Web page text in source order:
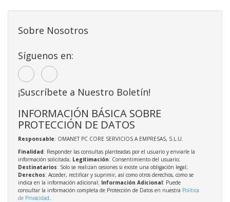
Sobre Nosotros
Síguenos en:
¡Suscríbete a Nuestro Boletín!
INFORMACIÓN BÁSICA SOBRE
PROTECCIÓN DE DATOS
Responsable: OMANET PC CORE SERVICIOS A EMPRESAS, S.L.U.
Finalidad: Responder las consultas planteadas por el usuario y enviarle la
información solicitada; Legitimación: Consentimiento del usuario;
Destinatarios: Solo se realizan cesiones si existe una obligación legal;
Derechos: Acceder, rectificar y suprimir, así como otros derechos, como se
indica en la información adicional; Información Adicional: Puede
consultar la información completa de Protección de Datos en nuestra Política
de Privacidad